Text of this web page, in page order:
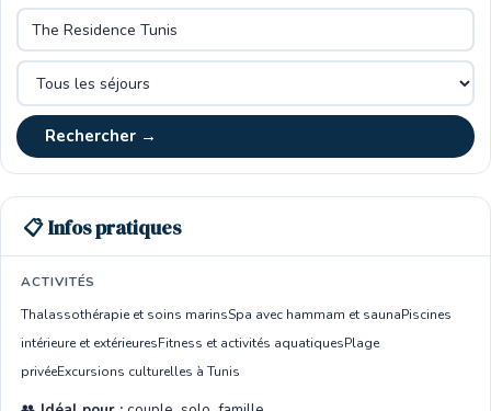
Rechercher →
📋 Infos pratiques
ACTIVITÉS
Thalassothérapie et soins marinsSpa avec hammam et saunaPiscines
intérieure et extérieuresFitness et activités aquatiquesPlage
privéeExcursions culturelles à Tunis